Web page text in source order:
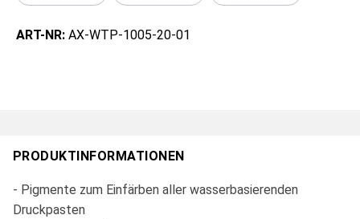
ART-NR: AX-WTP-1005-20-01
PRODUKTINFORMATIONEN
- Pigmente zum Einfärben aller wasserbasierenden
Druckpasten